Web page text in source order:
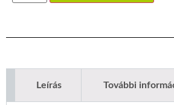
Leírás További